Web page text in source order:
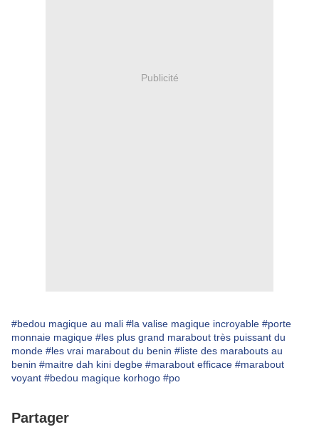
Publicité
#bedou magique au mali #la valise magique incroyable #porte
monnaie magique #les plus grand marabout très puissant du
monde #les vrai marabout du benin #liste des marabouts au
benin #maitre dah kini degbe #marabout efficace #marabout
voyant #bedou magique korhogo #po
Partager